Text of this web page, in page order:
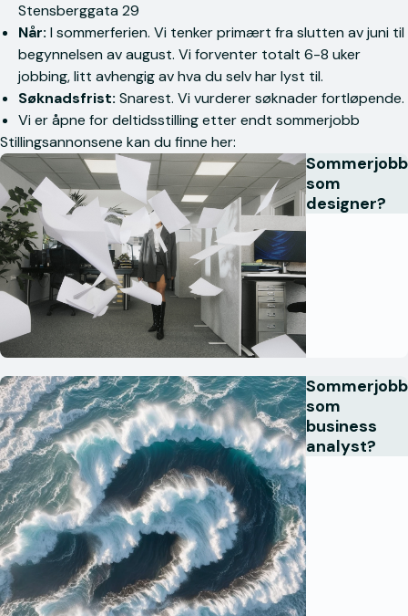
Stensberggata 29
Når: I sommerferien. Vi tenker primært fra slutten av juni til
begynnelsen av august. Vi forventer totalt 6-8 uker
jobbing, litt avhengig av hva du selv har lyst til.
Søknadsfrist: Snarest. Vi vurderer søknader fortløpende.
Vi er åpne for deltidsstilling etter endt sommerjobb
Stillingsannonsene kan du finne her:
Sommerjobb
som
designer?
Sommerjobb
som
business
analyst?